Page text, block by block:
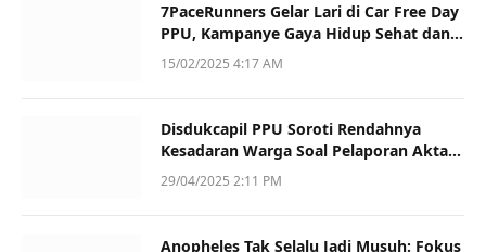
7PaceRunners Gelar Lari di Car Free Day
PPU, Kampanye Gaya Hidup Sehat dan
Dukung UMKM
15/02/2025 4:17 AM
Disdukcapil PPU Soroti Rendahnya
Kesadaran Warga Soal Pelaporan Akta
Kematian
29/04/2025 2:11 PM
Anopheles Tak Selalu Jadi Musuh: Fokus